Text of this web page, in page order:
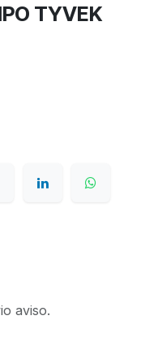
TYVEK
aviso.